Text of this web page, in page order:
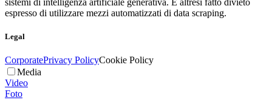
sistemi di intelligenza artificiale generativa. È altresì fatto divieto
espresso di utilizzare mezzi automatizzati di data scraping.
Legal
CorporatePrivacy PolicyCookie Policy
Media
Video
Foto